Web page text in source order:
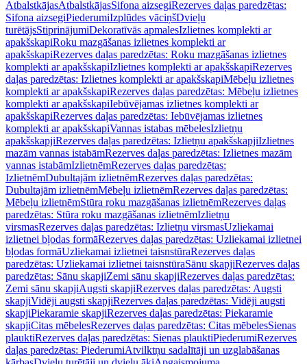
AtbalstkājasAtbalstkājasSifona aizsegiRezerves daļas paredzētas:
Sifona aizsegiPiederumiIzplūdes vāciņšDvieļu
turētājsStiprinājumiDekoratīvās apmalesIzlietnes komplekti ar
apakšskapiRoku mazgāšanas izlietnes komplekti ar
apakšskapiRezerves daļas paredzētas: Roku mazgāšanas izlietnes
komplekti ar apakšskapiIzlietnes komplekti ar apakšskapiRezerves
daļas paredzētas: Izlietnes komplekti ar apakšskapiMēbeļu izlietnes
komplekti ar apakšskapiRezerves daļas paredzētas: Mēbeļu izlietnes
komplekti ar apakšskapiIebūvējamas izlietnes komplekti ar
apakšskapiRezerves daļas paredzētas: Iebūvējamas izlietnes
komplekti ar apakšskapiVannas istabas mēbelesIzlietņu
apakšskapjiRezerves daļas paredzētas: Izlietņu apakšskapjiIzlietnes
mazām vannas istabāmRezerves daļas paredzētas: Izlietnes mazām
vannas istabāmIzlietnēmRezerves daļas paredzētas:
IzlietnēmDubultajām izlietnēmRezerves daļas paredzētas:
Dubultajām izlietnēmMēbeļu izlietnēmRezerves daļas paredzētas:
Mēbeļu izlietnēmStūra roku mazgāšanas izlietnēmRezerves daļas
paredzētas: Stūra roku mazgāšanas izlietnēmIzlietņu
virsmasRezerves daļas paredzētas: Izlietņu virsmasUzliekamai
izlietnei bļodas formāRezerves daļas paredzētas: Uzliekamai izlietnei
bļodas formāUzliekamai izlietnei taisnstūraRezerves daļas
paredzētas: Uzliekamai izlietnei taisnstūraSānu skapjiRezerves daļas
paredzētas: Sānu skapjiZemi sānu skapjiRezerves daļas paredzētas:
Zemi sānu skapjiAugsti skapjiRezerves daļas paredzētas: Augsti
skapjiVidēji augsti skapjiRezerves daļas paredzētas: Vidēji augsti
skapjiPiekaramie skapjiRezerves daļas paredzētas: Piekaramie
skapjiCitas mēbelesRezerves daļas paredzētas: Citas mēbelesSienas
plauktiRezerves daļas paredzētas: Sienas plauktiPiederumiRezerves
daļas paredzētas: PiederumiAtvilktņu sadalītāji un uzglabāšanas